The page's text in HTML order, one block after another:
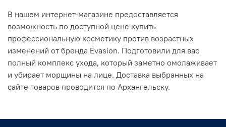
В нашем интернет-магазине предоставляется
возможность по доступной цене купить
профессиональную косметику против возрастных
изменений от бренда Evasion. Подготовили для вас
полный комплекс ухода, который заметно омолаживает
и убирает морщины на лице. Доставка выбранных на
сайте товаров проводится по Архангельску.